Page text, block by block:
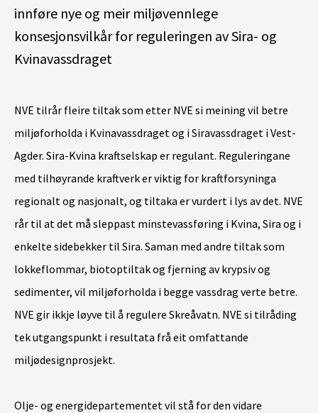
innføre nye og meir miljøvennlege
konsesjonsvilkår for reguleringen av Sira- og
Kvinavassdraget
NVE tilrår fleire tiltak som etter NVE si meining vil betre
miljøforholda i Kvinavassdraget og i Siravassdraget i Vest-
Agder. Sira-Kvina kraftselskap er regulant. Reguleringane
med tilhøyrande kraftverk er viktig for kraftforsyninga
regionalt og nasjonalt, og tiltaka er vurdert i lys av det. NVE
rår til at det må sleppast minstevassføring i Kvina, Sira og i
enkelte sidebekker til Sira. Saman med andre tiltak som
lokkeflommar, biotoptiltak og fjerning av krypsiv og
sedimenter, vil miljøforholda i begge vassdrag verte betre.
NVE gir ikkje løyve til å regulere Skreåvatn. NVE si tilråding
tek utgangspunkt i resultata frå eit omfattande
miljødesignprosjekt.
Olje- og energidepartementet vil stå for den vidare